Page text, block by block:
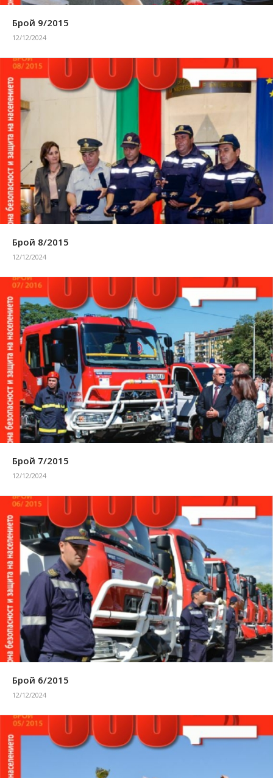
Брой 9/2015
12/12/2024
Брой 8/2015
12/12/2024
Брой 7/2015
12/12/2024
Брой 6/2015
12/12/2024